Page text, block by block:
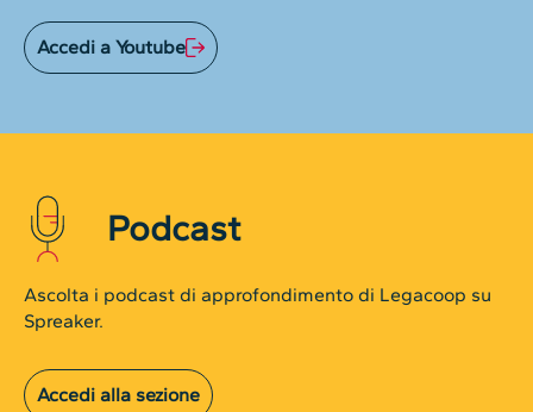
Accedi a Youtube
Podcast
Ascolta i podcast di approfondimento di Legacoop su
Spreaker.
Accedi alla sezione